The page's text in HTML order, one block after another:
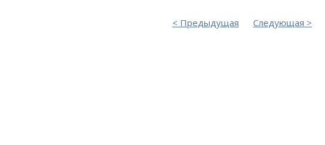
Предыдущая Следующая